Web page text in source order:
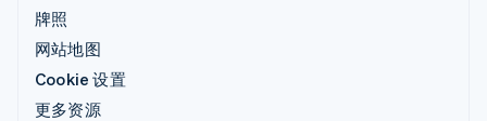
牌照
网站地图
Cookie 设置
更多资源